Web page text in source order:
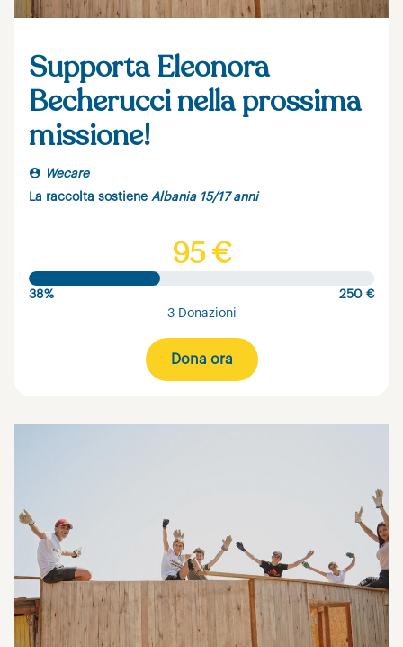
Supporta Eleonora
Becherucci nella prossima
missione!
Wecare
La raccolta sostiene Albania 15/17 anni
95 €
38%
250 €
3 Donazioni
Dona ora